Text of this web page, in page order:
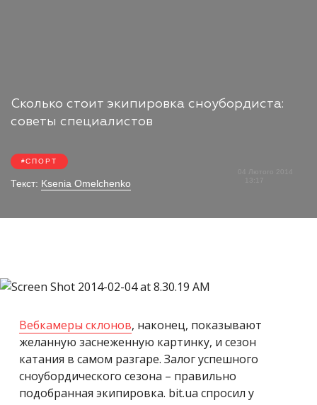
Сколько стоит экипировка сноубордиста:
советы специалистов
СПОРТ
Текст: Ksenia Omelchenko
04 Лютого 2014
13:17
Вебкамеры склонов, наконец, показывают
желанную заснеженную картинку, и сезон
катания в самом разгаре. Залог успешного
сноубордического сезона – правильно
подобранная экипировка. bit.ua спросил у